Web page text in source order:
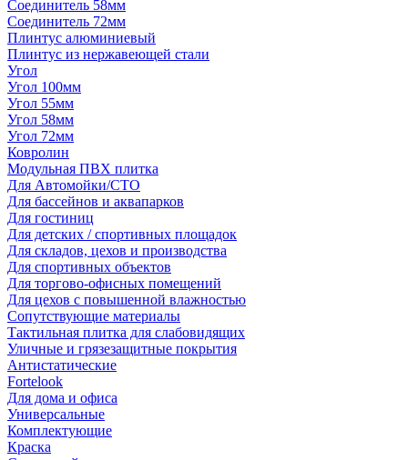
Соединитель 58мм
Соединитель 72мм
Плинтус алюминиевый
Плинтус из нержавеющей стали
Угол
Угол 100мм
Угол 55мм
Угол 58мм
Угол 72мм
Ковролин
Модульная ПВХ плитка
Для Автомойки/СТО
Для бассейнов и аквапарков
Для гостиниц
Для детских / спортивных площадок
Для складов, цехов и производства
Для спортивных объектов
Для торгово-офисных помещений
Для цехов с повышенной влажностью
Сопутствующие материалы
Тактильная плитка для слабовидящих
Уличные и грязезащитные покрытия
Антистатические
Fortelook
Для дома и офиса
Универсальные
Комплектующие
Краска